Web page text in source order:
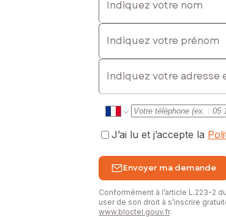
Indiquez votre prénom
E-mail
J’ai lu et j’accepte la
Envoyer ma demande
Conformément à l’article L.223-2
user de son droit à s’inscrire
www.bloctel.gouv.fr.